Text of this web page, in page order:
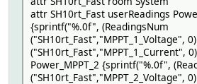
attr SH10rt_Fast userReadings
{sprintf("%.0f", (ReadingsNum
("SH10rt_Fast","MPPT_1_Voltage",
("SH10rt_Fast","MPPT_1_Current",
Power_MPPT_2 {sprintf("%.0f",
("SH10rt_Fast","MPPT_2_Voltage",